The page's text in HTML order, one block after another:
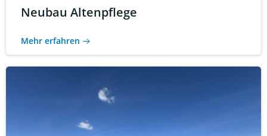
Neubau Altenpflege
Mehr erfahren